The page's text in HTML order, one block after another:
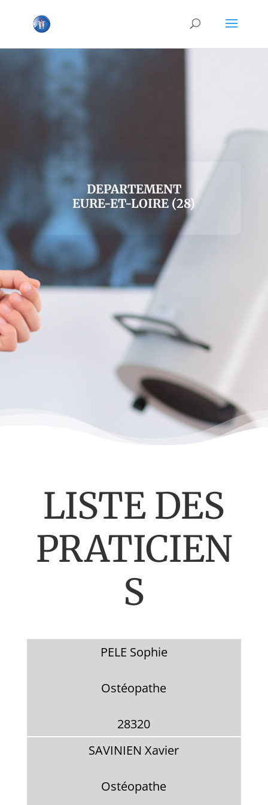
DEPARTEMENT
EURE-ET-LOIRE (28)
LISTE DES
PRATICIEN
S
PELE Sophie
Ostéopathe
28320
SAVINIEN Xavier
Ostéopathe